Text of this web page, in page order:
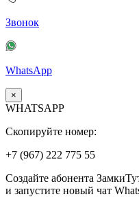
Звонок
WhatsApp
×
WHATSAPP
Скопируйте номер:
+7 (967) 222 775 55
Создайте абонента
и запустите новый чат